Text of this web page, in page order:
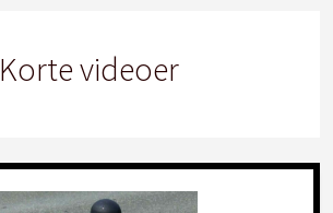
Korte videoer